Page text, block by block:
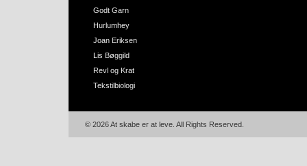
Godt Garn
Hurlumhey
Joan Eriksen
Lis Bøggild
Revl og Krat
Tekstilbiologi
© 2026 At skabe er at leve. All Rights Reserved.